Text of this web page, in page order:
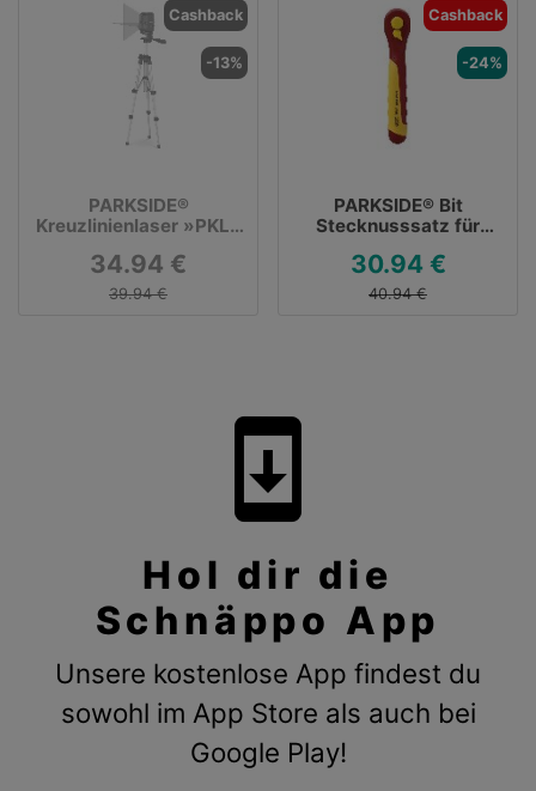
Cashback
-13%
PARKSIDE®
Kreuzlinienlaser »PKLL
34.94 €
39.94 €
Cashback
-24%
PARKSIDE® Bit
Stecknusssatz für
30.94 €
40.94 €
system_update
Hol dir die
Schnäppo App
Unsere kostenlose App findest du
sowohl im App Store als auch bei
Google Play!